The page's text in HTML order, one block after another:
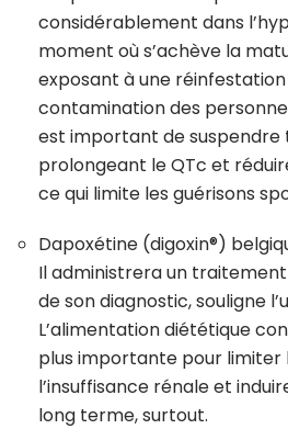
considérablement dans
moment où s’achève la
exposant à une
contamination des
est important de
prolongeant le QTc et
ce qui limite les guérisons
Dapoxétine (digoxin®)
Il administrera un
de son diagnostic, souligne
L’alimentation diététique
plus importante pour limiter
l’insuffisance rénale et
long terme, surtout.